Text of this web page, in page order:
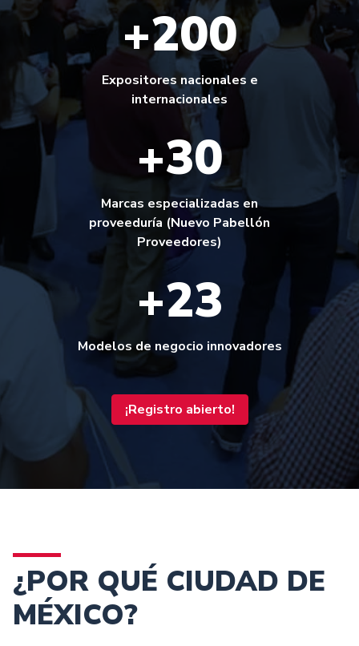
+200
Expositores nacionales e
internacionales
+30
Marcas especializadas en
proveeduría (Nuevo Pabellón
Proveedores)
+23
Modelos de negocio innovadores
¡Registro abierto!
¿POR QUÉ CIUDAD DE
MÉXICO?